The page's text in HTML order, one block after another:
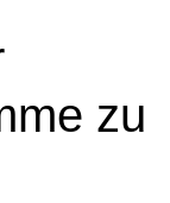
zu